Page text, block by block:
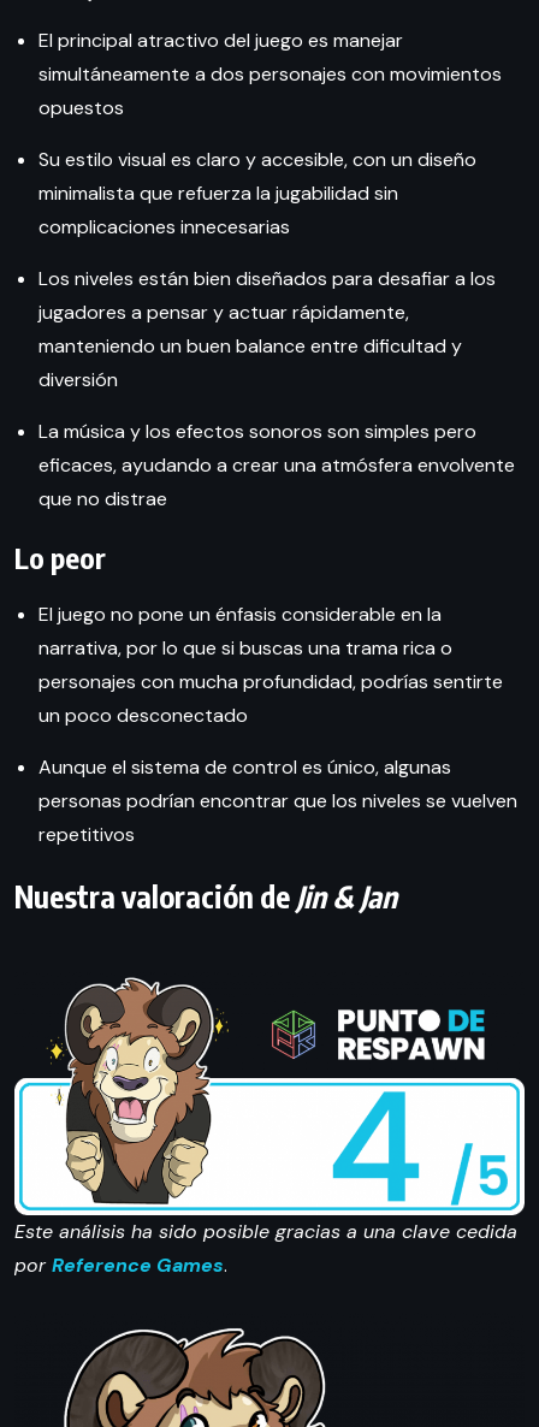
El principal atractivo del juego es manejar
simultáneamente a dos personajes con movimientos
opuestos
Su estilo visual es claro y accesible, con un diseño
minimalista que refuerza la jugabilidad sin
complicaciones innecesarias
Los niveles están bien diseñados para desafiar a los
jugadores a pensar y actuar rápidamente,
manteniendo un buen balance entre dificultad y
diversión
La música y los efectos sonoros son simples pero
eficaces, ayudando a crear una atmósfera envolvente
que no distrae
Lo peor
El juego no pone un énfasis considerable en la
narrativa, por lo que si buscas una trama rica o
personajes con mucha profundidad, podrías sentirte
un poco desconectado
Aunque el sistema de control es único, algunas
personas podrían encontrar que los niveles se vuelven
repetitivos
Nuestra valoración deJin & Jan
Este análisis ha sido posible gracias a una clave cedida
porReference Games.